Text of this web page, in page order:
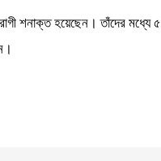
শনাক্ত হয়েছেন। তাঁদের